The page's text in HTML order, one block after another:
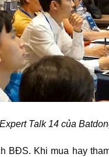
Talk 14 của
BĐS. Khi mua hay